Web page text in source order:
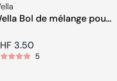
Bol de mélange pour
3.50
5